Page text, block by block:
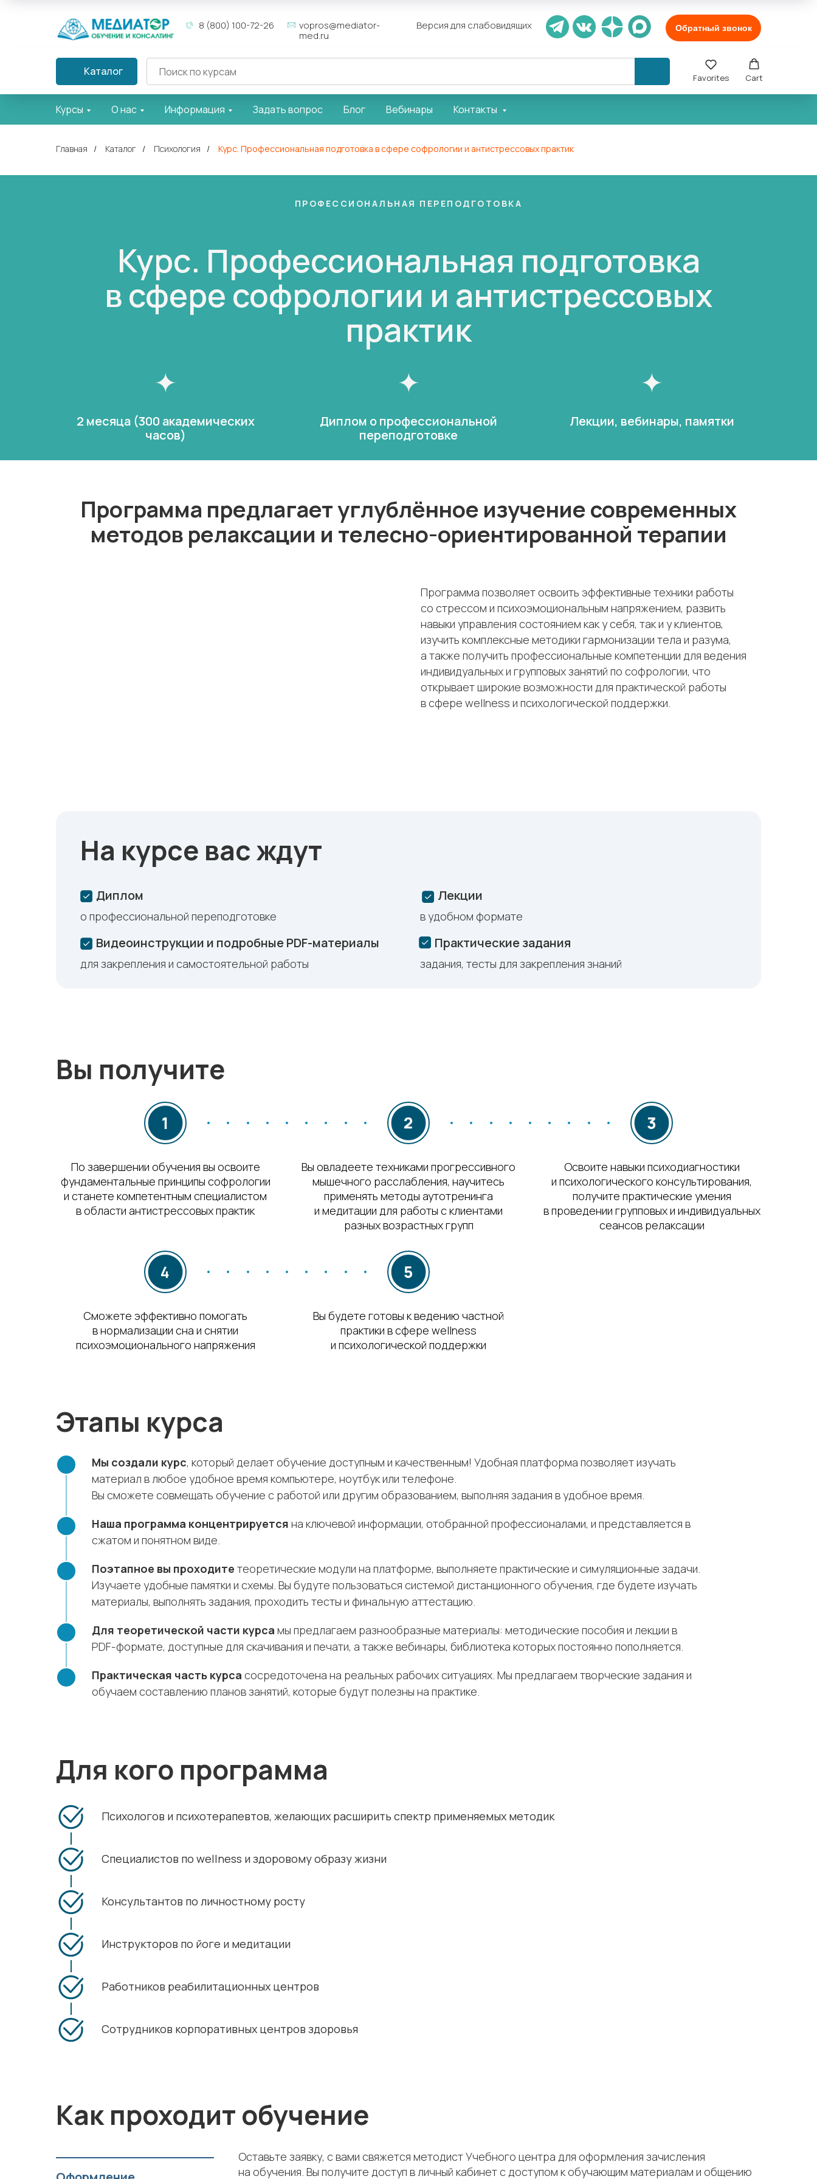
Версия для слабовидящих Обратный звонок
8 (800) 100-72-26
vopros@mediator-
med.ru
Каталог Favorites Cart
Курсы О нас Информация Задать вопрос Блог Вебинары Контакты
Главная / Каталог / Психология / Курс. Профессиональная подготовка в сфере софрологии и антистрессовых практик
ПРОФЕССИОНАЛЬНАЯ ПЕРЕПОДГОТОВКА
Курс. Профессиональная подготовка
в сфере софрологии и антистрессовых
практик
2 месяца (300 академических
часов)
Диплом о профессиональной
переподготовке
Лекции, вебинары, памятки
Программа предлагает углублённое изучение современных
методов релаксации и телесно-ориентированной терапии
Программа позволяет освоить эффективные техники работы
со стрессом и психоэмоциональным напряжением, развить
навыки управления состоянием как у себя, так и у клиентов,
изучить комплексные методики гармонизации тела и разума,
а также получить профессиональные компетенции для ведения
индивидуальных и групповых занятий по софрологии, что
открывает широкие возможности для практической работы
в сфере wellness и психологической поддержки.
На курсе вас ждут
Лекции
Практические задания
Видеоинструкции и подробные PDF-материалы
Диплом
для закрепления и самостоятельной работы
в удобном формате
задания, тесты для закрепления знаний
о профессиональной переподготовке
Вы получите
По завершении обучения вы освоите
фундаментальные принципы софрологии
и станете компетентным специалистом
в области антистрессовых практик
Вы овладеете техниками прогрессивного
мышечного расслабления, научитесь
применять методы аутотренинга
и медитации для работы с клиентами
разных возрастных групп
Освоите навыки психодиагностики
и психологического консультирования,
получите практические умения
в проведении групповых и индивидуальных
сеансов релаксации
Сможете эффективно помогать
в нормализации сна и снятии
психоэмоционального напряжения
Вы будете готовы к ведению частной
практики в сфере wellness
и психологической поддержки
Этапы курса
Мы создали курс, который делает обучение доступным и качественным! Удобная платформа позволяет изучать
материал в любое удобное время компьютере, ноутбук или телефоне.
Вы сможете совмещать обучение с работой или другим образованием, выполняя задания в удобное время.
Наша программа концентрируется на ключевой информации, отобранной профессионалами, и представляется в
сжатом и понятном виде.
Поэтапное вы проходите теоретические модули на платформе, выполняете практические и симуляционные задачи.
Изучаете удобные памятки и схемы. Вы будуте пользоваться системой дистанционного обучения, где будете изучать
материалы, выполнять задания, проходить тесты и финальную аттестацию.
Для теоретической части курса мы предлагаем разнообразные материалы: методические пособия и лекции в
PDF-формате, доступные для скачивания и печати, а также вебинары, библиотека которых постоянно пополняется.
Практическая часть курса сосредоточена на реальных рабочих ситуациях. Мы предлагаем творческие задания и
обучаем составлению планов занятий, которые будут полезны на практике.
Для кого программа
Психологов и психотерапевтов, желающих расширить спектр применяемых методик
Специалистов по wellness и здоровому образу жизни
Консультантов по личностному росту
Инструкторов по йоге и медитации
Работников реабилитационных центров
Сотрудников корпоративных центров здоровья
Как проходит обучение
Оставьте заявку, с вами свяжется методист Учебного центра для оформления зачисления
на обучения. Вы получите доступ в личный кабинет с доступом к обучающим материалам и общению